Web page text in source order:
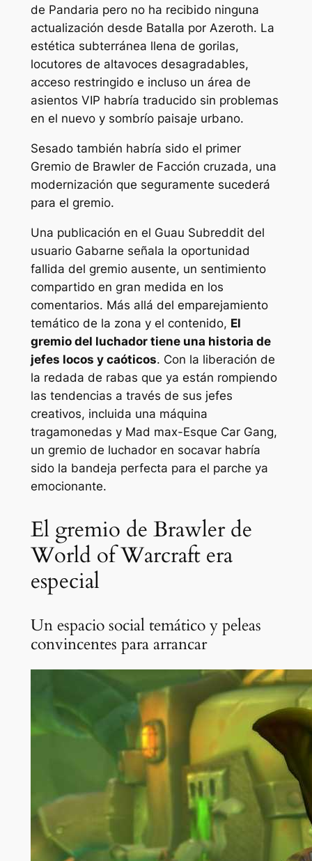
de Pandaria pero no ha recibido ninguna
actualización desde Batalla por Azeroth. La
estética subterránea llena de gorilas,
locutores de altavoces desagradables,
acceso restringido e incluso un área de
asientos VIP habría traducido sin problemas
en el nuevo y sombrío paisaje urbano.
Sesado también habría sido el primer
Gremio de Brawler de Facción cruzada, una
modernización que seguramente sucederá
para el gremio.
Una publicación en el Guau Subreddit del
usuario Gabarne señala la oportunidad
fallida del gremio ausente, un sentimiento
compartido en gran medida en los
comentarios. Más allá del emparejamiento
temático de la zona y el contenido, El
gremio del luchador tiene una historia de
jefes locos y caóticos. Con la liberación de
la redada de rabas que ya están rompiendo
las tendencias a través de sus jefes
creativos, incluida una máquina
tragamonedas y Mad max-Esque Car Gang,
un gremio de luchador en socavar habría
sido la bandeja perfecta para el parche ya
emocionante.
El gremio de Brawler de
World of Warcraft era
especial
Un espacio social temático y peleas
convincentes para arrancar